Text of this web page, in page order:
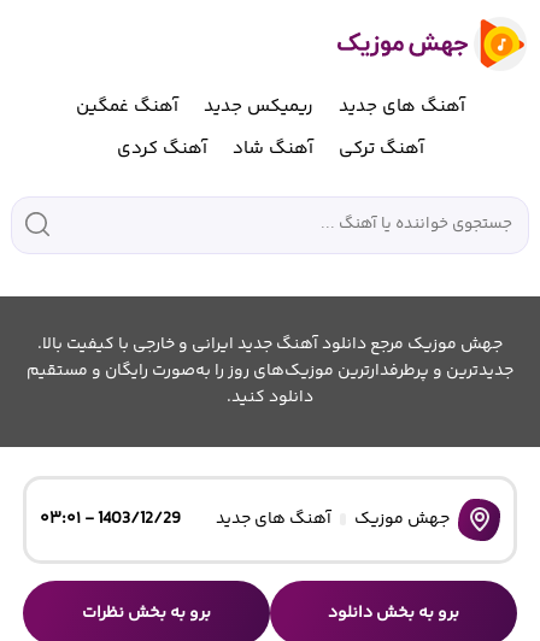
آهنگ های جدید ریمیکس جدید
آهنگ غمگین
آهنگ ترکی
آهنگ شاد آهنگ کردی
جهش موزیک مرجع دانلود آهنگ جدید ایرانی و خارجی با کیفیت بالا.
جدیدترین و پرطرفدارترین موزیک‌های روز را به‌صورت رایگان و مستقیم
دانلود کنید.
جهش موزیک آهنگ های جدید 1403/12/29 - ۰۳:۰۱
برو به بخش دانلود برو به بخش نظرات